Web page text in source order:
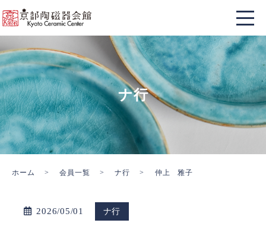
ナ行
ホーム 会員一覧 ナ行 仲上 雅子
2026/05/01 ナ行